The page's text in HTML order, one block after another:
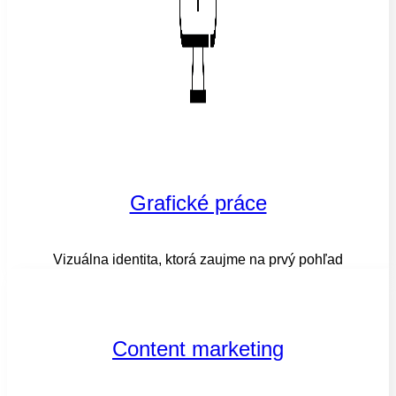
Grafické práce
Vizuálna identita, ktorá zaujme na prvý pohľad
Content marketing